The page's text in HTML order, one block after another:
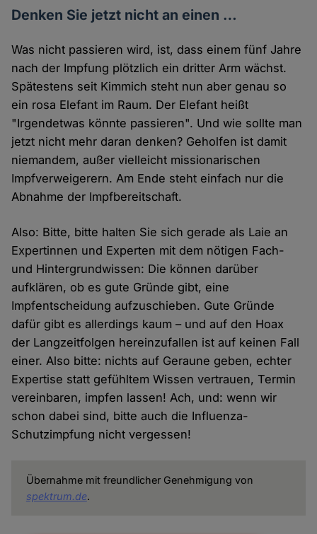
Denken Sie jetzt nicht an einen …
Was nicht passieren wird, ist, dass einem fünf Jahre
nach der Impfung plötzlich ein dritter Arm wächst.
Spätestens seit Kimmich steht nun aber genau so
ein rosa Elefant im Raum. Der Elefant heißt
"Irgendetwas könnte passieren". Und wie sollte man
jetzt nicht mehr daran denken? Geholfen ist damit
niemandem, außer vielleicht missionarischen
Impfverweigerern. Am Ende steht einfach nur die
Abnahme der Impfbereitschaft.
Also: Bitte, bitte halten Sie sich gerade als Laie an
Expertinnen und Experten mit dem nötigen Fach-
und Hintergrundwissen: Die können darüber
aufklären, ob es gute Gründe gibt, eine
Impfentscheidung aufzuschieben. Gute Gründe
dafür gibt es allerdings kaum – und auf den Hoax
der Langzeitfolgen hereinzufallen ist auf keinen Fall
einer. Also bitte: nichts auf Geraune geben, echter
Expertise statt gefühltem Wissen vertrauen, Termin
vereinbaren, impfen lassen! Ach, und: wenn wir
schon dabei sind, bitte auch die Influenza-
Schutzimpfung nicht vergessen!
Übernahme mit freundlicher Genehmigung von
spektrum.de.